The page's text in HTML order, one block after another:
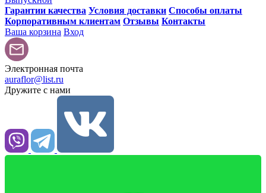
Гарантии качества Условия доставки Способы оплаты
Корпоративным клиентам Отзывы Контакты
Ваша корзина Вход
Электронная почта
auraflor@list.ru
Дружите с нами